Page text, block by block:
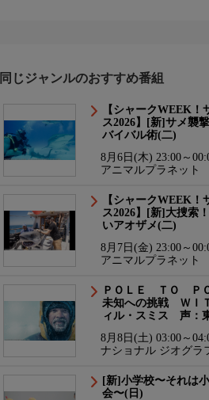
同じジャンルのおすすめ番組
【シャークWEEK！
ス2026】[新]サメ襲
バイバル術(二)
8月6日(木) 23:00～
アニマルプラネット
【シャークWEEK！
ス2026】[新]大捜索
いアオザメ(二)
8月7日(金) 23:00～
アニマルプラネット
ＰＯＬＥ ＴＯ Ｐ
未知への挑戦 ＷＩ
ィル・スミス 声：
8月8日(土) 03:00～
ナショナル ジオグラ
[新]小学校〜それは
会〜(日)